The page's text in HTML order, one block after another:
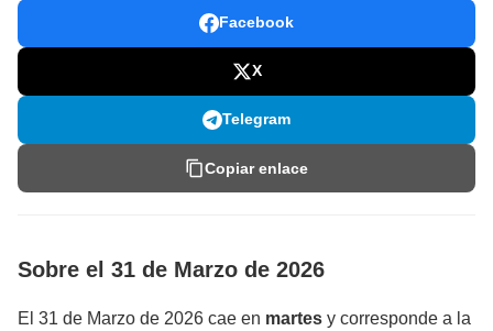
Facebook
X
Telegram
Copiar enlace
Sobre el 31 de Marzo de 2026
El 31 de Marzo de 2026 cae en martes y corresponde a la